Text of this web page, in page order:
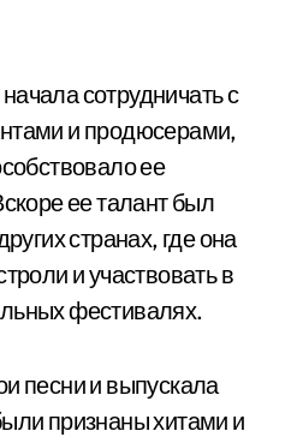
сотрудничать с
и продюсерами,
ее
ее талант был
странах, где она
и участвовать в
фестивалях.
песни и выпускала
признаны хитами и